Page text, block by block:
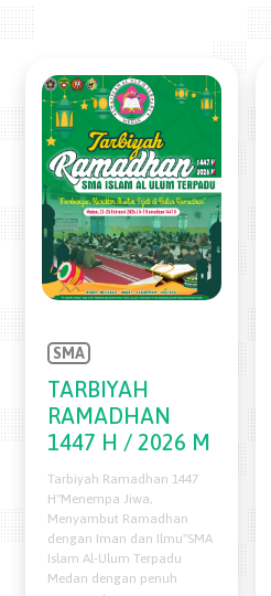
SMA
TARBIYAH
RAMADHAN
1447 H / 2026 M
Tarbiyah Ramadhan 1447
H"Menempa Jiwa,
Menyambut Ramadhan
dengan Iman dan Ilmu"SMA
Islam Al-Ulum Terpadu
Medan dengan penuh